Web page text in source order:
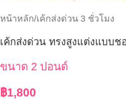
หน้าหลัก/เค้กส่งด่วน 3 ชั่วโมง
เค้กส่งด่วน ทรงสูงแต่งแบบช
ขนาด 2 ปอนด์
฿1,800